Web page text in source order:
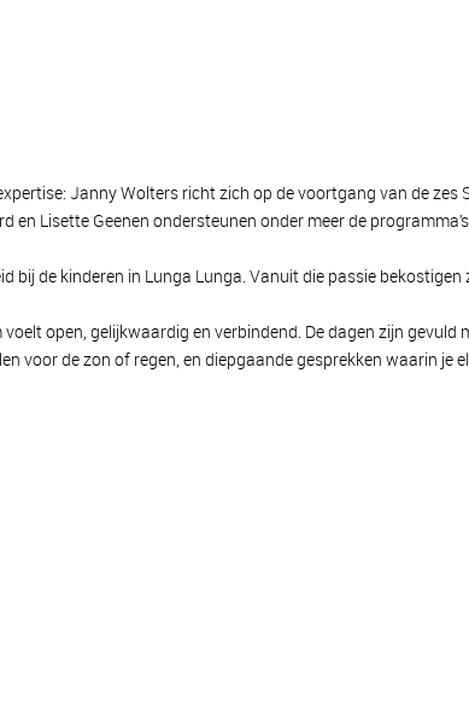
Janny Wolters richt zich op de voortgang van de
en Lisette Geenen ondersteunen onder meer de
bij de kinderen in Lunga Lunga. Vanuit die passie bekostigen
open, gelijkwaardig en verbindend. De dagen zijn
voor de zon of regen, en diepgaande gesprekken waarin je